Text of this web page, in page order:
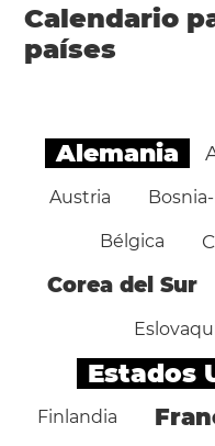
Calendario
países
Alemania
Austria
Bélgica
Corea del Sur
Estados
Finlandia